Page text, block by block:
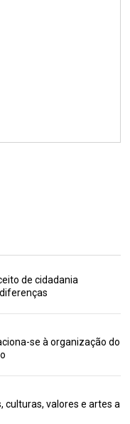
de cidadania
se à organização do
culturas, valores e artes a